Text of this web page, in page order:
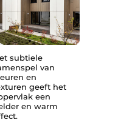
subtiele
van
en
geeft het
een
en warm